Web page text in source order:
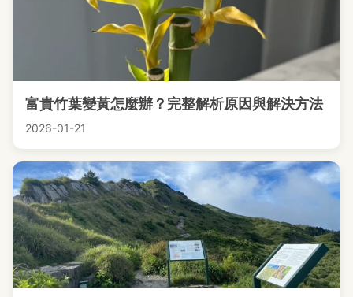
富貴竹葉變黃怎麼辦？完整解析原因與解決方法
2026-01-21